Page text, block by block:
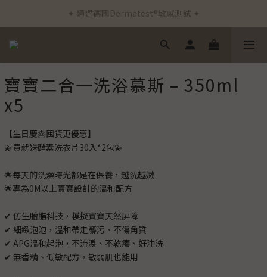
✦ 新客首筆訂單免運費 ✦
✦ 通過德國Dermatest®敏感測試 ✦
✦ 新客首筆訂單免運費 ✦
寶寶二合一洗浴慕斯 – 350ml
x5
【生日慶🎂囤貨更優惠】
💫買就送酵素洗衣片30入*2包💫
🌟每天的洗澡時光都是在保養，越洗越嫩
🌟專為0M以上寶寶設計的溫和配方
✔ 仿生胎脂科技，模擬寶寶天然屏障
✔ 細緻泡泡，溫和帶走髒污、不傷角質
✔ APG溫和起泡，不流淚、不乾癢、好沖洗
✔ 無香精、低敏配方，敏弱肌也能用